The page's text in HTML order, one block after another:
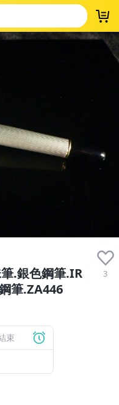
.銀色鋼筆.IR
筆.ZA446
3
束